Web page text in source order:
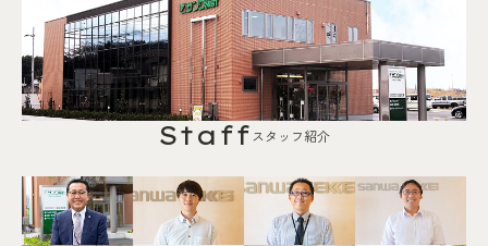
Staffスタッフ紹介